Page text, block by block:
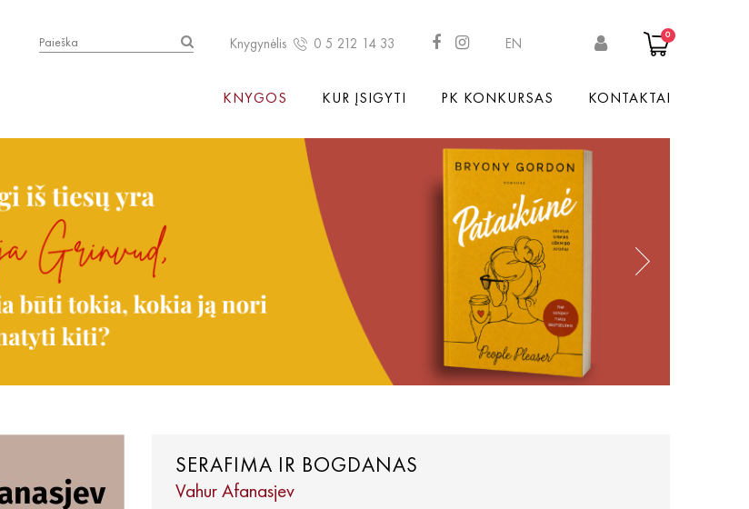
Knygynėlis 0 5 212 14 33 EN
0
KNYGOS KUR ĮSIGYTI PK KONKURSAS KONTAKTAI
SERAFIMA IR BOGDANAS
Vahur Afanasjev